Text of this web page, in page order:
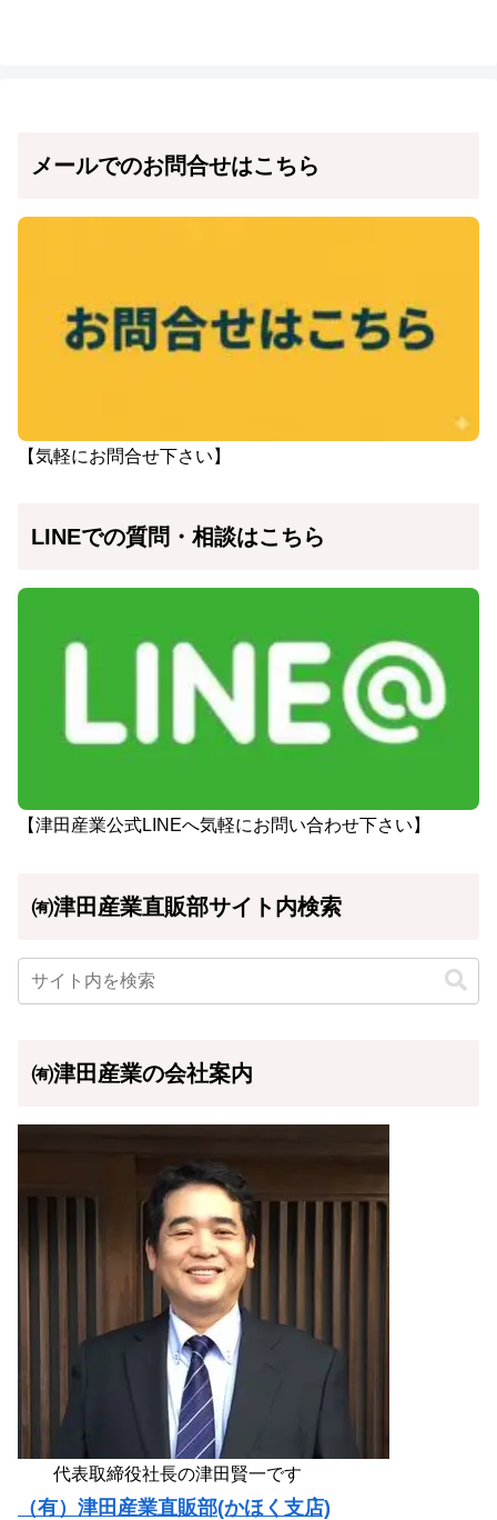
メールでのお問合せはこちら
【気軽にお問合せ下さい】
LINEでの質問・相談はこちら
【津田産業公式LINEへ気軽にお問い合わせ下さい】
㈲津田産業直販部サイト内検索
㈲津田産業の会社案内
代表取締役社長の津田賢一です
（有）津田産業直販部(かほく支店)